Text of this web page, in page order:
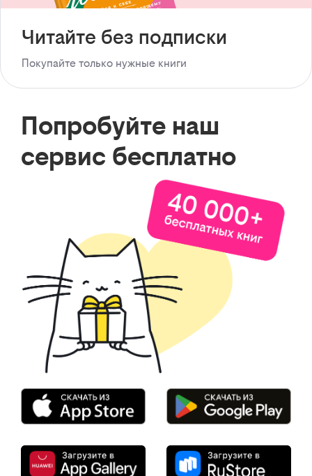
Читайте без подписки
Покупайте только нужные книги
Попробуйте наш
сервис бесплатно